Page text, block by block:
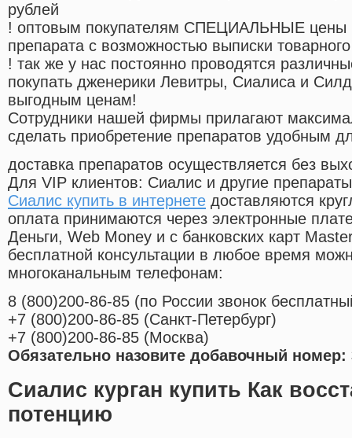
рублей
! оптовым покупателям СПЕЦИАЛЬНЫЕ цены
препарата с возможностью выписки
! так же у нас постоянно проводятся
покупать дженерики Левитры, Сиалиса и
выгодным ценам!
Cотрудники нашей фирмы прилагают
сделать приобретение препаратов удобным
доставка препаратов осуществляется без
Для VIP клиентов: Сиалис и другие
Сиалис купить в интернете доставляются
оплата принимаются через электронные
Деньги, Web Money и с банковских карт
бесплатной консультации в любое время
многоканальным телефонам:
8 (800)200-86-85 (по России звонок
+7 (800)200-86-85 (Санкт-Петербург)
+7 (800)200-86-85 (Москва)
Обязательно назовите добавочный номер:
Сиалис курган купить Как
потенцию